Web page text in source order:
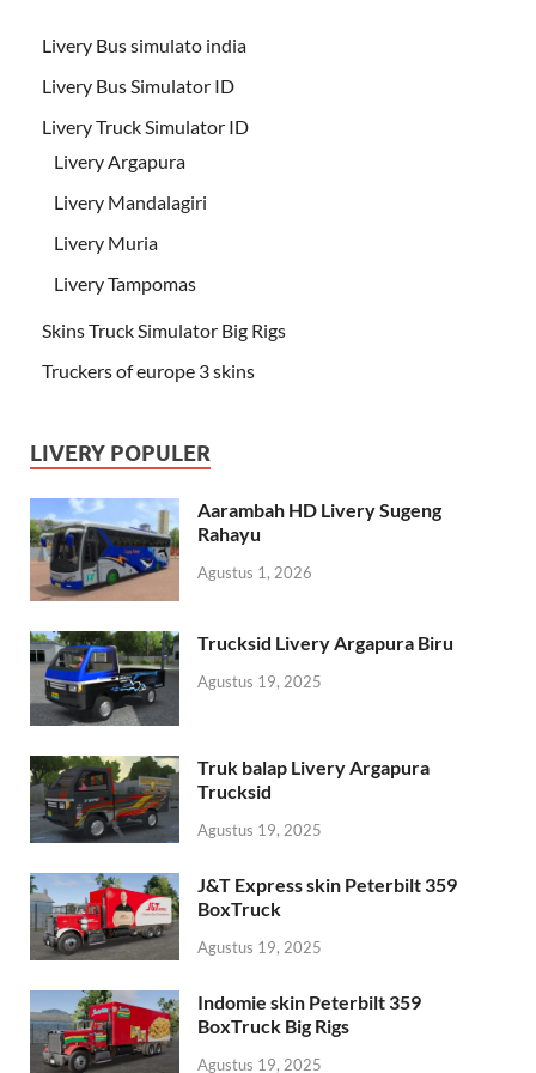
Livery Bus simulato india
Livery Bus Simulator ID
Livery Truck Simulator ID
Livery Argapura
Livery Mandalagiri
Livery Muria
Livery Tampomas
Skins Truck Simulator Big Rigs
Truckers of europe 3 skins
LIVERY POPULER
Aarambah HD Livery Sugeng
Rahayu
Agustus 1, 2026
Trucksid Livery Argapura Biru
Agustus 19, 2025
Truk balap Livery Argapura
Trucksid
Agustus 19, 2025
J&T Express skin Peterbilt 359
BoxTruck
Agustus 19, 2025
Indomie skin Peterbilt 359
BoxTruck Big Rigs
Agustus 19, 2025